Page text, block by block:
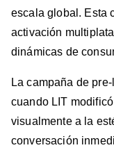
escala global. Esta
activación
dinámicas de
La campaña de
cuando LIT
visualmente a la
conversación